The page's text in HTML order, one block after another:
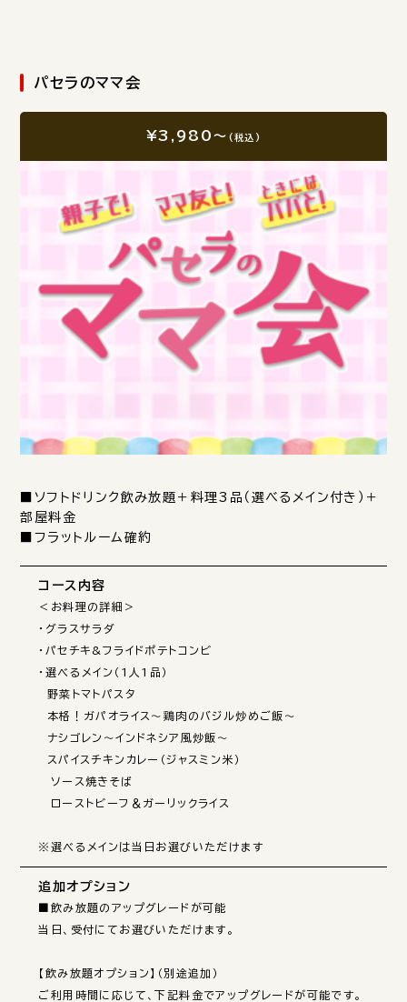
パセラのママ会
¥3,980～ (税込)
■ソフトドリンク飲み放題＋料理3品（選べるメイン付き）＋
部屋料金
■フラットルーム確約
コース内容
＜お料理の詳細＞
・グラスサラダ
・パセチキ&フライドポテトコンビ
・選べるメイン（1人1品）
野菜トマトパスタ
本格！ガパオライス～鶏肉のバジル炒めご飯～
ナシゴレン～インドネシア風炒飯～
スパイスチキンカレー（ジャスミン米）
ソース焼きそば
ローストビーフ＆ガーリックライス
※選べるメインは当日お選びいただけます
追加オプション
■飲み放題のアップグレードが可能
当日、受付にてお選びいただけます。
【飲み放題オプション】（別途追加）
ご利用時間に応じて、下記料金でアップグレードが可能です。